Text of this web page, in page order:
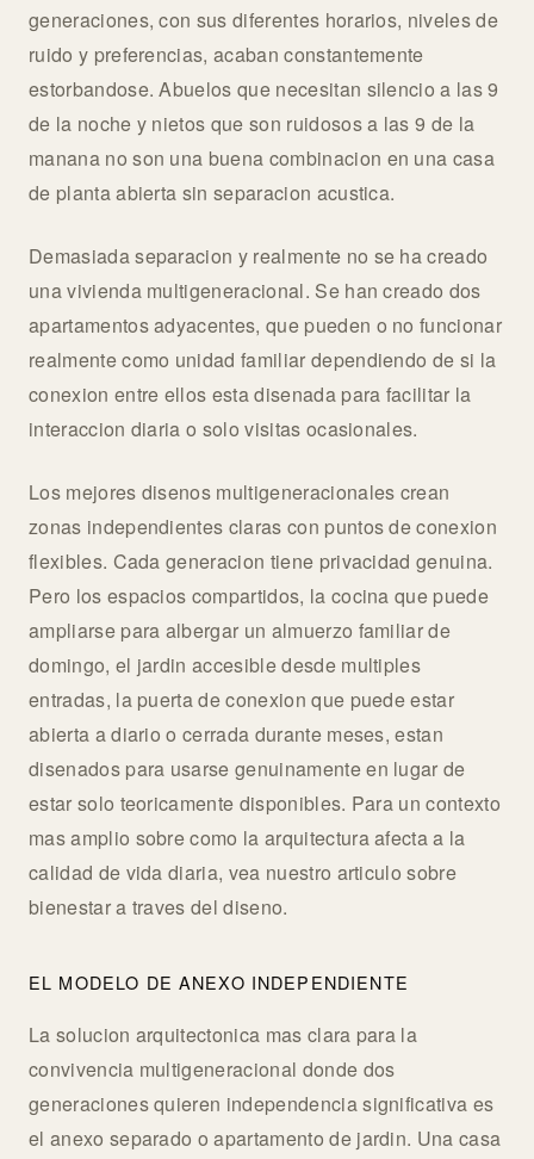
generaciones, con sus diferentes horarios, niveles de
ruido y preferencias, acaban constantemente
estorbandose. Abuelos que necesitan silencio a las 9
de la noche y nietos que son ruidosos a las 9 de la
manana no son una buena combinacion en una casa
de planta abierta sin separacion acustica.
Demasiada separacion y realmente no se ha creado
una vivienda multigeneracional. Se han creado dos
apartamentos adyacentes, que pueden o no funcionar
realmente como unidad familiar dependiendo de si la
conexion entre ellos esta disenada para facilitar la
interaccion diaria o solo visitas ocasionales.
Los mejores disenos multigeneracionales crean
zonas independientes claras con puntos de conexion
flexibles. Cada generacion tiene privacidad genuina.
Pero los espacios compartidos, la cocina que puede
ampliarse para albergar un almuerzo familiar de
domingo, el jardin accesible desde multiples
entradas, la puerta de conexion que puede estar
abierta a diario o cerrada durante meses, estan
disenados para usarse genuinamente en lugar de
estar solo teoricamente disponibles. Para un contexto
mas amplio sobre como la arquitectura afecta a la
calidad de vida diaria, vea nuestro articulo sobre
bienestar a traves del diseno.
EL MODELO DE ANEXO INDEPENDIENTE
La solucion arquitectonica mas clara para la
convivencia multigeneracional donde dos
generaciones quieren independencia significativa es
el anexo separado o apartamento de jardin. Una casa